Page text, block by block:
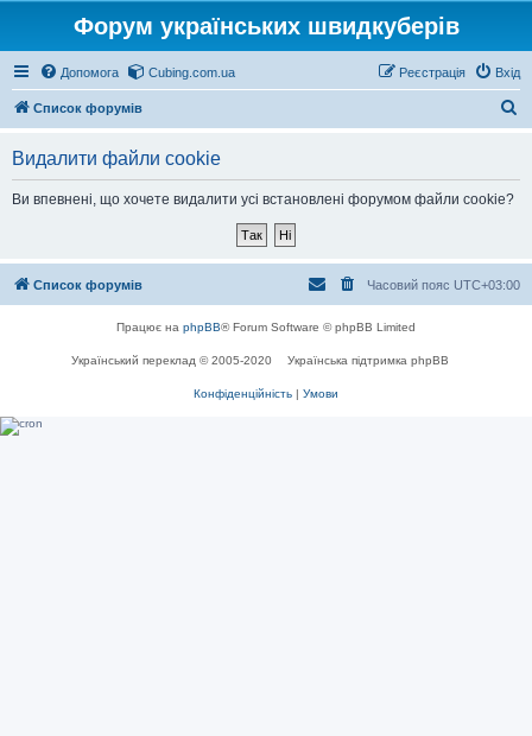
Форум українських швидкуберів
Допомога Cubing.com.ua Вхід
Реєстрація
Список форумів
Видалити файли cookie
Ви впевнені, що хочете видалити усі встановлені форумом файли cookie?
Список форумів Часовий пояс UTC+03:00
Працює на phpBB® Forum Software © phpBB Limited
Український переклад © 2005-2020 Українська підтримка phpBB
Конфіденційність | Умови